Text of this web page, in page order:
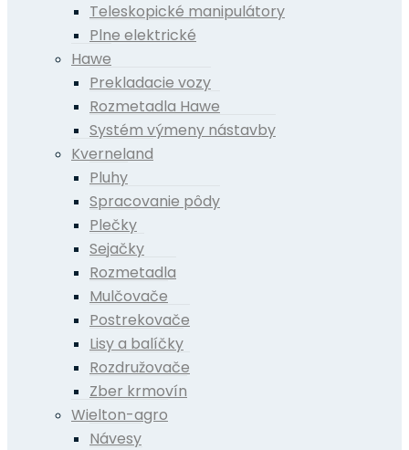
Teleskopické manipulátory
Plne elektrické
Hawe
Prekladacie vozy
Rozmetadla Hawe
Systém výmeny nástavby
Kverneland
Pluhy
Spracovanie pôdy
Plečky
Sejačky
Rozmetadla
Mulčovače
Postrekovače
Lisy a balíčky
Rozdružovače
Zber krmovín
Wielton-agro
Návesy